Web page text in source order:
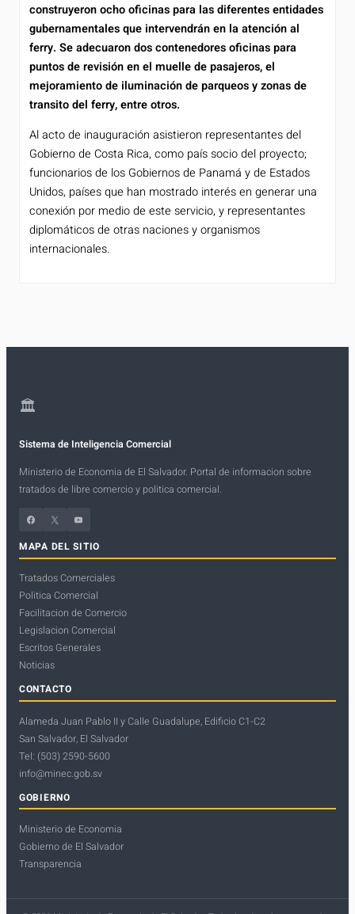
construyeron ocho oficinas para las diferentes entidades
gubernamentales que intervendrán en la atención al
ferry. Se adecuaron dos contenedores oficinas para
puntos de revisión en el muelle de pasajeros, el
mejoramiento de iluminación de parqueos y zonas de
transito del ferry, entre otros.
Al acto de inauguración asistieron representantes del
Gobierno de Costa Rica, como país socio del proyecto;
funcionarios de los Gobiernos de Panamá y de Estados
Unidos, países que han mostrado interés en generar una
conexión por medio de este servicio, y representantes
diplomáticos de otras naciones y organismos
internacionales.
🏛
Sistema de Inteligencia Comercial
Ministerio de Economia de El Salvador. Portal de informacion sobre
tratados de libre comercio y politica comercial.
Facebook X
YouTube
MAPA DEL SITIO
Tratados Comerciales
Politica Comercial
Facilitacion de Comercio
Legislacion Comercial
Escritos Generales
Noticias
CONTACTO
Alameda Juan Pablo II y Calle Guadalupe, Edificio C1-C2
San Salvador, El Salvador
Tel: (503) 2590-5600
info@minec.gob.sv
GOBIERNO
Ministerio de Economia
Gobierno de El Salvador
Transparencia